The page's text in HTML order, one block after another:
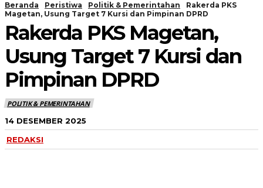
Beranda Peristiwa Politik & Pemerintahan
Rakerda PKS
Magetan, Usung Target 7 Kursi dan Pimpinan DPRD
Rakerda PKS Magetan,
Usung Target 7 Kursi dan
Pimpinan DPRD
POLITIK & PEMERINTAHAN
14 DESEMBER 2025
REDAKSI